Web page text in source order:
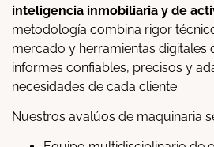
inteligencia inmobiliaria y de
metodología combina rigor
mercado y herramientas digitales
informes confiables, precisos y
necesidades de cada cliente.
Nuestros avalúos de maquinaria